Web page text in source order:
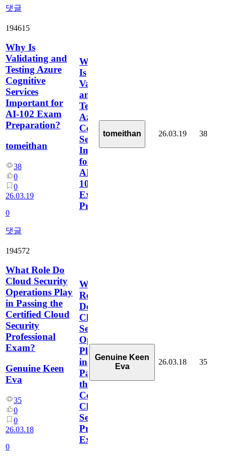
댓글
194615
Why Is
Validating and
Testing Azure
Cognitive
Services
Important for
AI-102 Exam
Preparation?
tomeithan
38
0
0
26.03.19
0
댓글
Why
Is
Validating
and
Testing
Azure
Cognitive
Services
Important
for
AI-
102
Exam
Preparation?
tomeithan 26.03.19 38
194572
What Role Do
Cloud Security
Operations Play
in Passing the
Certified Cloud
Security
Professional
Exam?
Genuine Keen
Eva
35
0
0
26.03.18
0
What
Role
Do
Cloud
Security
Operations
Play
in
Passing
the
Certified
Cloud
Security
Professional
Exam?
Genuine Keen
Eva
26.03.18 35